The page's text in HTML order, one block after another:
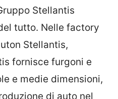
Stellantis
tutto. Nelle factory
Stellantis,
fornisce furgoni e
e medie dimensioni,
di auto nel